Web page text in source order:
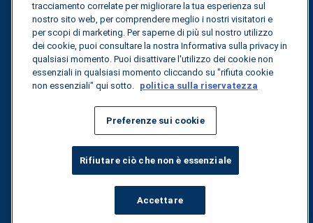
Calcolatore di ottimizzazione dei trasporti
Tracciamento delle tariffe
Contattateci
Tutti i diritti riservati. Informativa sulla privacy
tracciamento correlate per migliorare la tua esperienza sul
nostro sito web, per comprendere meglio i nostri visitatori e
per scopi di marketing. Per saperne di più sul nostro utilizzo
dei cookie, puoi consultare la nostra Informativa sulla privacy in
qualsiasi momento. Puoi disattivare l'utilizzo dei cookie non
essenziali in qualsiasi momento cliccando su "rifiuta cookie
non essenziali" qui sotto. politica sulla riservatezza
Preferenze sui cookie
Rifiutare ciò che non è essenziale
Accettare